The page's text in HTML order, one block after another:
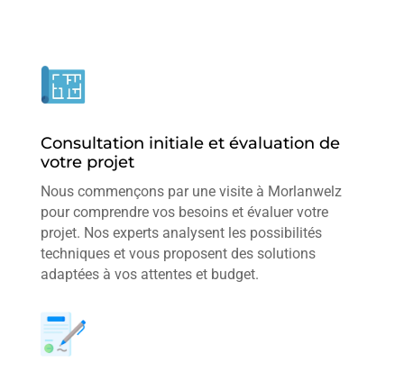
Consultation initiale et évaluation de
votre projet
Nous commençons par une visite à Morlanwelz
pour comprendre vos besoins et évaluer votre
projet. Nos experts analysent les possibilités
techniques et vous proposent des solutions
adaptées à vos attentes et budget.